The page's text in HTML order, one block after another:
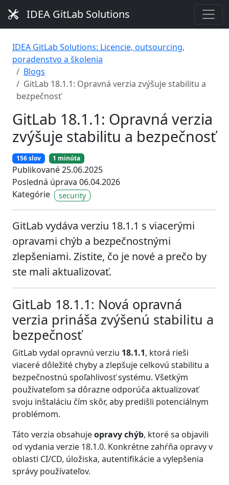
IDEA GitLab Solutions
IDEA GitLab Solutions: Licencie, outsourcing,
poradenstvo a školenia
Blogs
GitLab 18.1.1: Opravná verzia zvýšuje stabilitu a
bezpečnosť
GitLab 18.1.1: Opravná verzia
zvýšuje stabilitu a bezpečnosť
156 slov 1 minúta
Publikované 25.06.2025
Posledná úprava 06.04.2026
Kategórie
security
GitLab vydáva verziu 18.1.1 s viacerými
opravami chýb a bezpečnostnými
zlepšeniami. Zistite, čo je nové a prečo by
ste mali aktualizovať.
GitLab 18.1.1: Nová opravná
verzia prináša zvýšenú stabilitu a
bezpečnosť
GitLab vydal opravnú verziu 18.1.1, ktorá rieši
viaceré dôležité chyby a zlepšuje celkovú stabilitu a
bezpečnostnú spoľahlivosť systému. Všetkým
používateľom sa dôrazne odporúča aktualizovať
svoju inštaláciu čím skôr, aby predišli potenciálnym
problémom.
Táto verzia obsahujeopravy chýb, ktoré sa objavili
od vydania verzie 18.1.0. Konkrétne zahŕňa opravy v
oblasti CI/CD, úložiska, autentifikácie a vylepšenia
správy používateľov.